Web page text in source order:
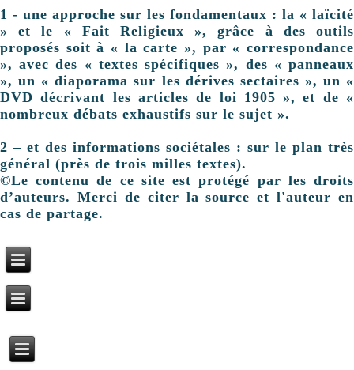
1 - une approche sur les fondamentaux : la « laïcité
» et le « Fait Religieux », grâce à des outils
proposés soit à « la carte », par « correspondance
», avec des « textes spécifiques », des « panneaux
», un « diaporama sur les dérives sectaires », un «
DVD décrivant les articles de loi 1905 », et de «
nombreux débats exhaustifs sur le sujet ».
2 – et des informations sociétales : sur le plan très
général (près de trois milles textes).
©Le contenu de ce site est protégé par les droits
d’auteurs. Merci de citer la source et l'auteur en
cas de partage.